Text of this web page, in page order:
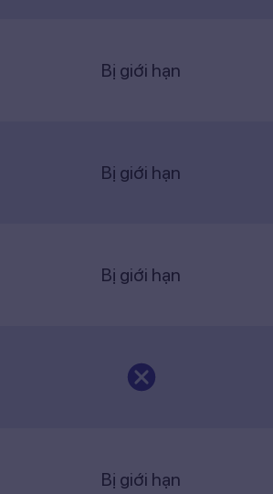
Bị giới hạn
Bị giới hạn
Bị giới hạn
Bị giới hạn